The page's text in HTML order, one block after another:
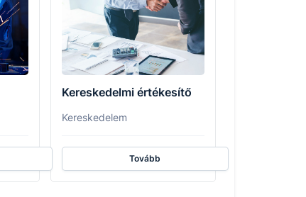
Kereskedelmi értékesítő
Kereskedelem
Tovább